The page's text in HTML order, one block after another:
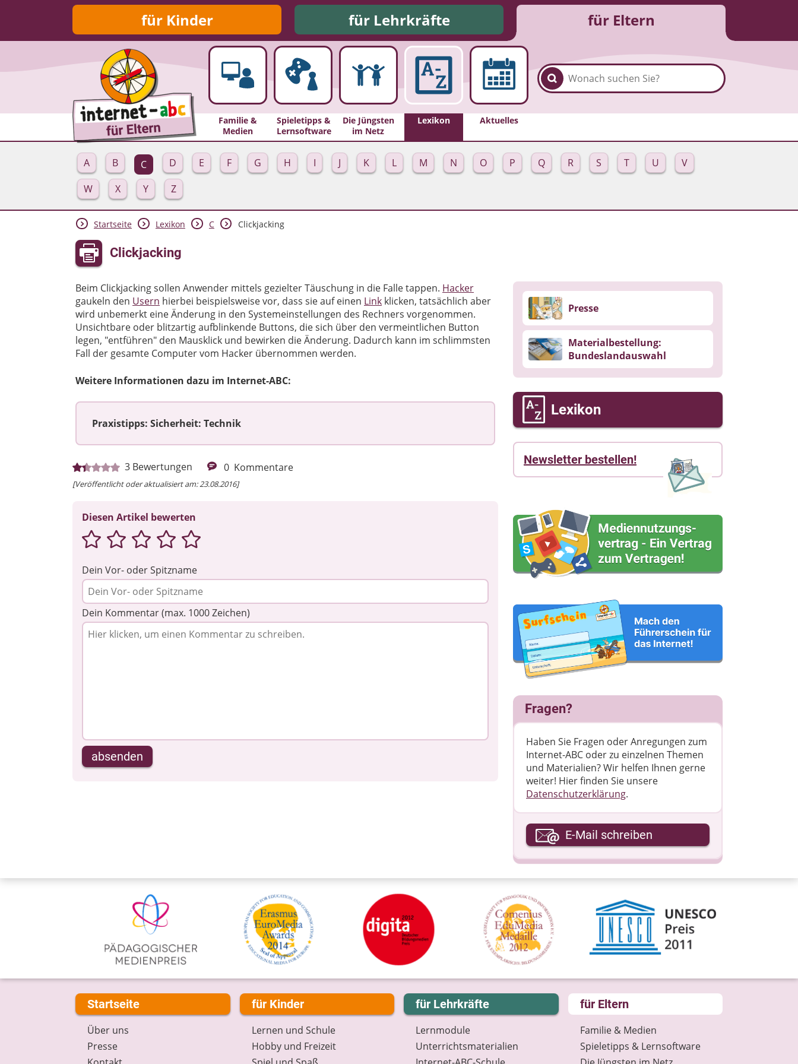
für Kinder für Lehrkräfte für Eltern
Familie &
Medien
Spieletipps &
Lernsoftware
Die Jüngsten
im Netz
Lexikon Aktuelles
A B C D E F G H I J K L M N O P Q R S T U
V
W
X Y Z
Startseite Lexikon C Clickjacking
Clickjacking
Beim Clickjacking sollen Anwender mittels gezielter Täuschung in die Falle tappen. Hacker
gaukeln den Usern hierbei beispielsweise vor, dass sie auf einen Link klicken, tatsächlich aber
wird unbemerkt eine Änderung in den Systemeinstellungen des Rechners vorgenommen.
Unsichtbare oder blitzartig aufblinkende Buttons, die sich über den vermeintlichen Button
legen, "entführen" den Mausklick und bewirken die Änderung. Dadurch kann im schlimmsten
Fall der gesamte Computer vom Hacker übernommen werden.
Weitere Informationen dazu im Internet-ABC:
Praxistipps: Sicherheit: Technik
3 Bewertungen 0 Kommentare
[Veröffentlicht oder aktualisiert am: 23.08.2016]
Diesen Artikel bewerten
Dein Vor- oder Spitzname
Dein Kommentar (max. 1000 Zeichen)
absenden
Presse
Materialbestellung:
Bundeslandauswahl
Lexikon
Newsletter bestellen!
Fragen?
Haben Sie Fragen oder Anregungen zum
Internet-ABC oder zu einzelnen Themen
und Materialien? Wir helfen Ihnen gerne
weiter! ​Hier finden Sie unsere
Datenschutzerklärung.
Ihre E-Mail-Adresse
Ihre Nachricht
E-Mail schreiben
Startseite
Über uns
Presse
für Kinder
Lernen und Schule
Hobby und Freizeit
für Lehrkräfte
Lernmodule
Unterrichts­materialien
für Eltern
Familie & Medien
Spieletipps & Lernsoftware